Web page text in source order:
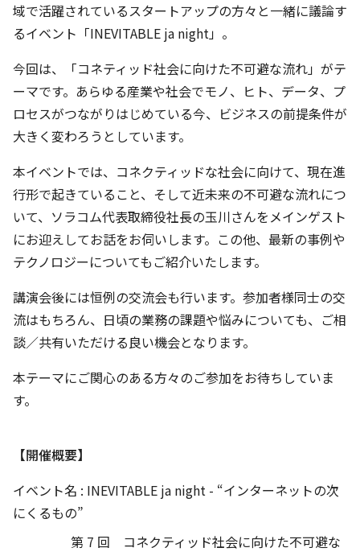
域で活躍されているスタートアップの方々と一緒に議論す
るイベント「INEVITABLE ja night」。
今回は、「コネティッド社会に向けた不可避な流れ」がテ
ーマです。あらゆる産業や社会でモノ、ヒト、データ、プ
ロセスがつながりはじめている今、ビジネスの前提条件が
大きく変わろうとしています。
本イベントでは、コネクティッドな社会に向けて、現在進
行形で起きていること、そして近未来の不可避な流れにつ
いて、ソラコム代表取締役社長の玉川さんをメインゲスト
にお迎えしてお話をお伺いします。この他、最新の事例や
テクノロジーについてもご紹介いたします。
講演会後には恒例の交流会も行います。参加者様同士の交
流はもちろん、日頃の業務の課題や悩みについても、ご相
談／共有いただける良い機会となります。
本テーマにご関心のある方々のご参加をお待ちしていま
す。
【開催概要】
イベント名 : INEVITABLE ja night - “インターネットの次
にくるもの”
第 7 回 コネクティッド社会に向けた不可避な